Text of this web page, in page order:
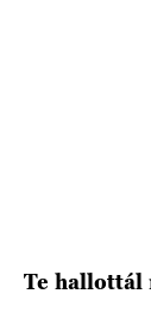
Te hallottál